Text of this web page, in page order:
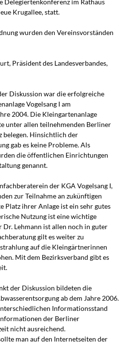
Delegiertenkonferenz im Rathaus
Krugallee, statt.
wurden den Vereinsvorständen
Präsident des Landesverbandes,
Diskussion war die erfolgreiche
Vogelsang I am
2004. Die Kleingartenanlage
unter allen teilnehmenden Berliner
belegen. Hinsichtlich der
gab es keine Probleme. Als
die öffentlichen Einrichtungen
genannt.
der KGA Vogelsang I,
zur Teilnahme an zukünftigen
Platz ihrer Anlage ist ein sehr gutes
Nutzung ist eine wichtige
Dr. Lehmann ist allen noch in guter
gilt es weiter zu
auf die Kleingärtnerinnen
Mit dem Bezirksverband gibt es
der Diskussion bildeten die
ab dem Jahre 2006.
Informationsstand
der Berliner
nicht ausreichend.
man auf den Internetseiten der